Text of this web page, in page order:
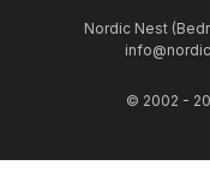
Nordic Nest
© 2002 -